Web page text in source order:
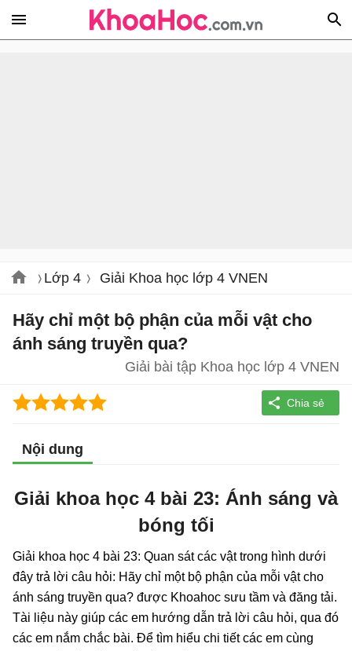
Lớp 4 Giải Khoa học lớp 4 VNEN
Hãy chỉ một bộ phận của mỗi vật cho
ánh sáng truyền qua?
Giải bài tập Khoa học lớp 4 VNEN
Nội dung
Giải khoa học 4 bài 23: Ánh sáng và
bóng tối
Giải khoa học 4 bài 23: Quan sát các vật trong hình dưới
đây trả lời câu hỏi: Hãy chỉ một bộ phận của mỗi vật cho
ánh sáng truyền qua? được Khoahoc sưu tầm và đăng tải.
Tài liệu này giúp các em hướng dẫn trả lời câu hỏi, qua đó
các em nắm chắc bài. Để tìm hiểu chi tiết các em cùng